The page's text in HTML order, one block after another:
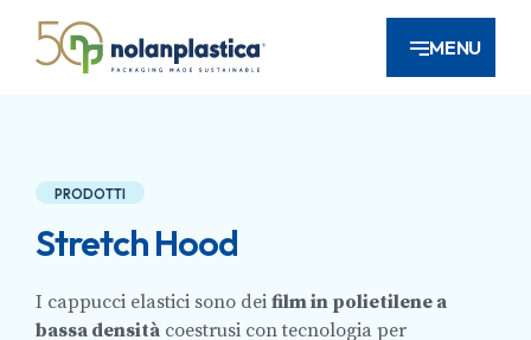
MENU
PRODOTTI
Stretch Hood
I cappucci elastici sono dei film in polietilene a
bassa densità coestrusi con tecnologia per